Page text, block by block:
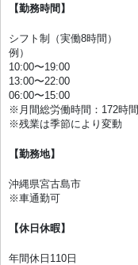
【勤務時間】
シフト制（実働8時間）
例）
10:00〜19:00
13:00〜22:00
06:00〜15:00
※月間総労働時間：172時間
※残業は季節により変動
【勤務地】
沖縄県宮古島市
※車通勤可
【休日休暇】
年間休日110日